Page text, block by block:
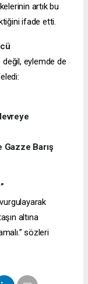
artık bu
ifade etti.
eylemde de
Barış
altına
sözleri